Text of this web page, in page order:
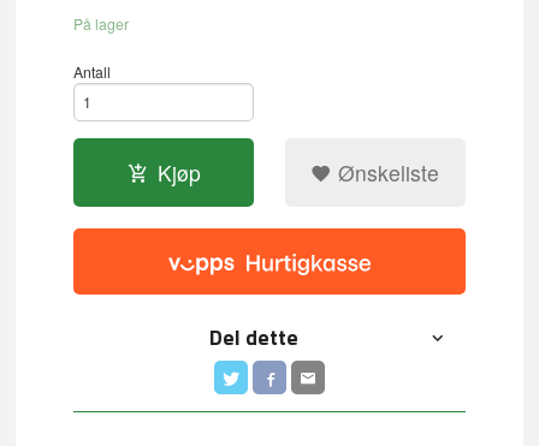
På lager
Antall
Kjøp Ønskeliste
Del dette